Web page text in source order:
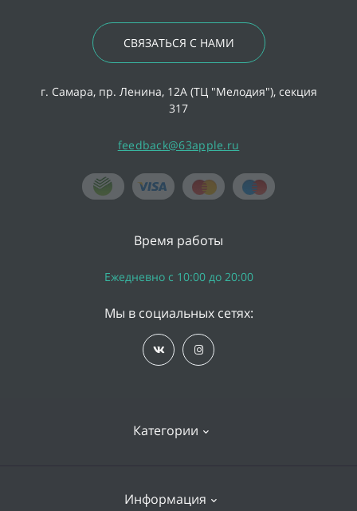
СВЯЗАТЬСЯ С НАМИ
г. Самара, пр. Ленина, 12А (ТЦ "Мелодия"), секция
317
feedback@63apple.ru
Категории
Информация
Время работы
Ежедневно с 10:00 до 20:00
Мы в социальных сетях: